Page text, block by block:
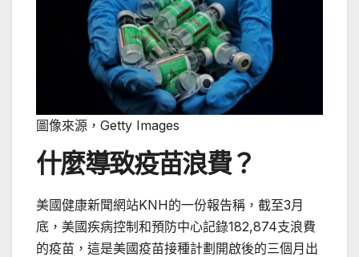
圖像來源， Getty Images
什麼導致疫苗浪費？
美國健康新聞網站KNH的一份報告稱，截至3月
底，美國疾病控制和預防中心記錄182,874支浪費
的疫苗，這是美國疫苗接種計劃開啟後的三個月出